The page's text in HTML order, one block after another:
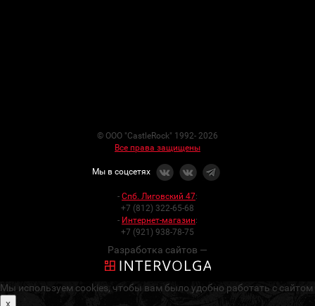
© ООО "CastleRock" 1992- 2026
Все права защищены
Мы в соцсетях
- Спб. Лиговский 47:
+7 (812) 322-65-68
- Интернет-магазин:
+7 (921) 938-78-75
Разработка сайтов —
Мы используем cookies, чтобы вам было удобно работать с сайтом
x